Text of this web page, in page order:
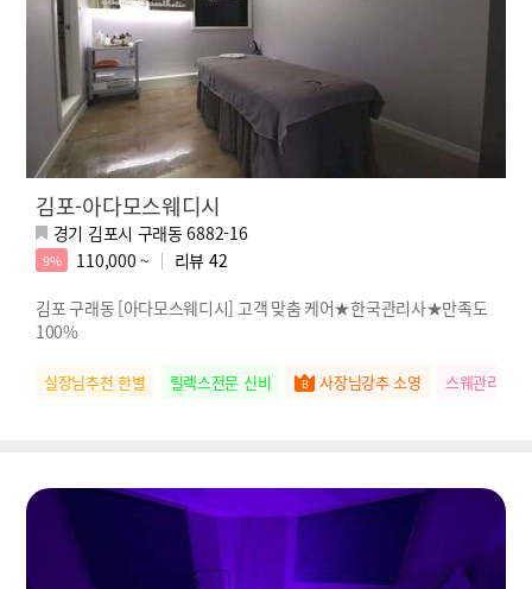
김포-아다모스웨디시
경기 김포시 구래동 6882-16
9% 110,000 ~ 리뷰 42
김포 구래동 [아다모스웨디시] 고객 맞춤 케어★한국관리사★만족도
100%
실장님추천 한별 릴렉스전문 신비 사장님강추 소영 스웨관리짱